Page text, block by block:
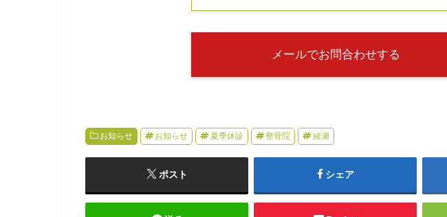
メールでお問合わせする
お知らせ お知らせ 夏季休診 整骨院 綾瀬
ポスト シェア